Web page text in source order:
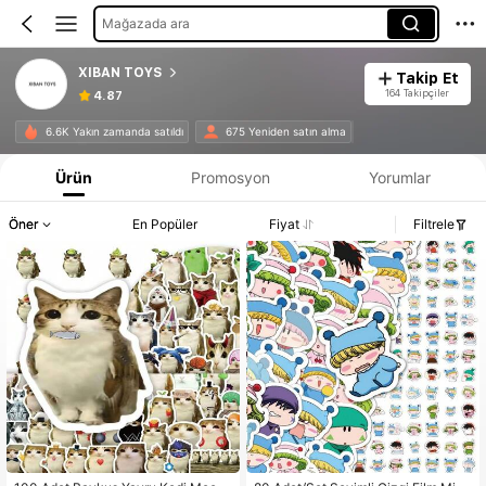
Mağazada ara
XIBAN TOYS
4.87
Takip Et
164 Takipçiler
6.6K Yakın zamanda satıldı 675 Yeniden satın alma
Ürün Promosyon Yorumlar
Öner En Popüler Fiyat Filtrele